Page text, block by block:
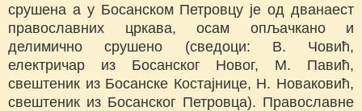
срушена а у Босанском Петровцу је од дванаест
православних цркава, осам опљачкано и
делимично срушено (сведоци: В. Човић,
електричар из Босанског Новог, М. Павић,
свештеник из Босанске Костајнице, Н. Новаковић,
свештеник из Босанског Петровца). Православне